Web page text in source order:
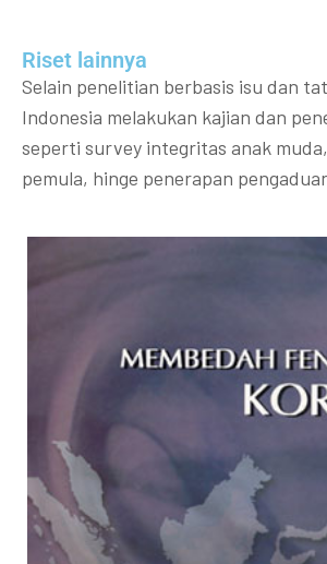
Riset lainnya​​
Selain penelitian berbasis isu dan
Indonesia melakukan kajian dan
seperti survey integritas anak
pemula, hinge penerapan